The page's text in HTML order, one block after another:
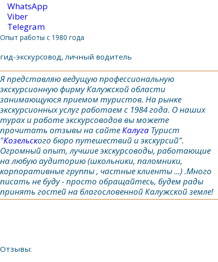
WhatsApp
Viber
Telegram
Опыт работы с 1980 года
гид-экскурсовод, личный водитель
Я представляю ведущую профессиональную
экскурсионную фирму Калужской области
занимающуюся приемом туристов. На рынке
экскурсионных услуг работаем с 1984 года. О наших
турах и работе экскурсоводов вы можете
прочитать отзывы на сайтеКалуга Турист
"Козельского бюро путешествий и экскурсий".
Огромный опыт, лучшие экскурсоводы, работающие
на любую аудиторию (школьники, паломники,
корпоративные группы , частные клиенты ...) .Много
писать не буду - просто обращайтесь, будем рады
принять гостей на благословенной Калужской земле!
Отзывы: